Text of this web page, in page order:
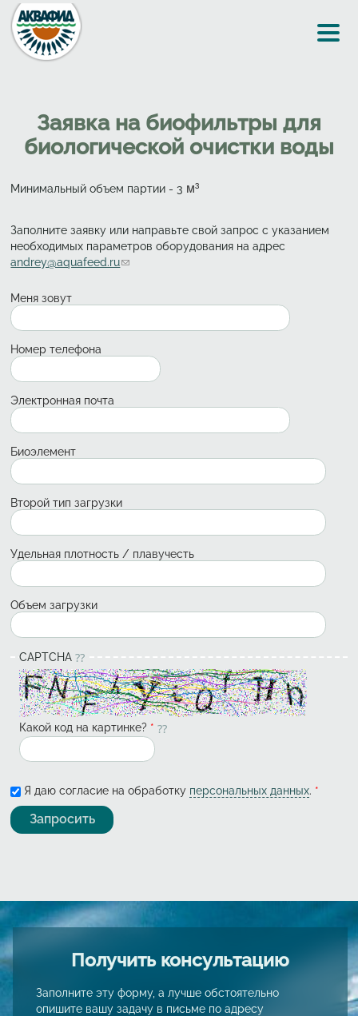
Перейти к основному содержанию
Заявка на биофильтры для
биологической очистки воды
Минимальный объем партии - 3 м³
Заполните заявку или направьте свой запрос с указанием
необходимых параметров оборудования на адрес
andrey@aquafeed.ru(link sends e-mail)
Меня зовут
Номер телефона
Электронная почта
Биоэлемент
Второй тип загрузки
Удельная плотность / плавучесть
Объем загрузки
CAPTCHA
Какой код на картинке? *
Я даю согласие на обработку персональных данных. *
Получить консультацию
Заполните эту форму, а лучше обстоятельно
опишите вашу задачу в письме по адресу